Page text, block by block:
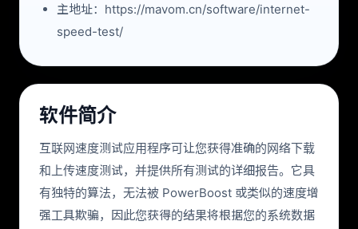
主地址：https://mavom.cn/software/internet-
speed-test/
软件简介
互联网速度测试应用程序可让您获得准确的网络下载
和上传速度测试，并提供所有测试的详细报告。它具
有独特的算法，无法被 PowerBoost 或类似的速度增
强工具欺骗，因此您获得的结果将根据您的系统数据